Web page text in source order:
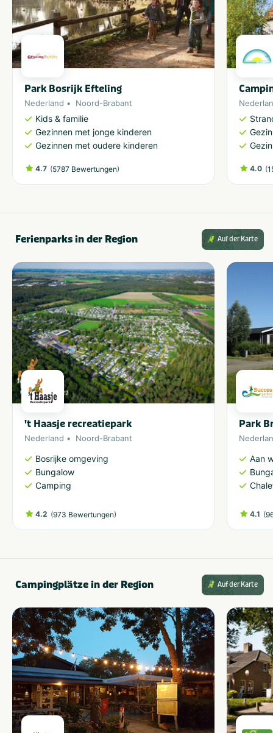
Park Bosrijk Efteling
Nederland Noord-Brabant
Kids & familie
Gezinnen met jonge kinderen
Gezinnen met oudere kinderen
4.7 (5787 Bewertungen) 4.0 (
Ferienparks in der Region Auf der Karte
't Haasje recreatiepark
Nederland Noord-Brabant
Bosrijke omgeving
Bungalow
Camping
4.2 (973 Bewertungen)
Park
Aan
4.1 (
Campingplätze in der Region Auf der Karte